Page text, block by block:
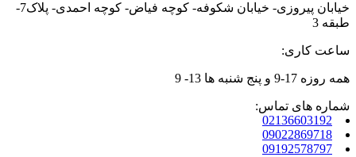
خیابان پیروزی- خیابان شکوفه- کوچه فیاض- کوچه احمدی- پلاک7-
طبقه 3
ساعت کاری:
همه روزه 17-9 و پنج شنبه ها 13- 9
شماره های تماس:
02136603192
09022869718
09192578797